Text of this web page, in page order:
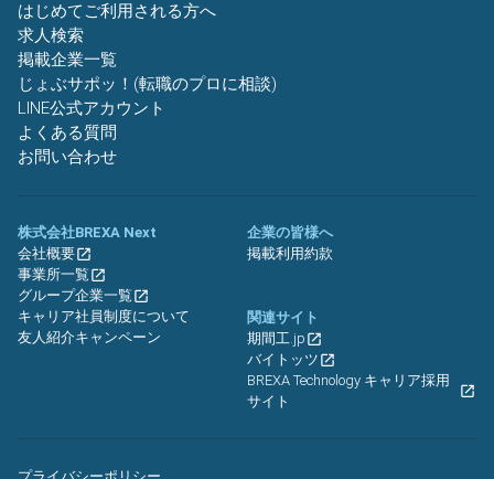
はじめてご利用される方へ
求人検索
掲載企業一覧
じょぶサポッ！(転職のプロに相談)
LINE公式アカウント
よくある質問
お問い合わせ
株式会社BREXA Next
会社概要
事業所一覧
グループ企業一覧
キャリア社員制度について
友人紹介キャンペーン
企業の皆様へ
掲載利用約款
関連サイト
期間工.jp
バイトッツ
BREXA Technology キャリア採用
サイト